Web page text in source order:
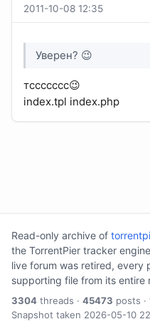
2011-10-08 12:35
Уверен? 😉
тссссссс😉
index.tpl index.php
Read-only archive of
the TorrentPier tracker
live forum was retired, every
supporting file from its entire
3304 threads · 45473 posts ·
Snapshot taken 2026-05-10